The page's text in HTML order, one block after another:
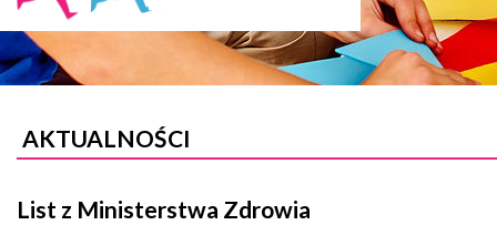
AKTUALNOŚCI
List z Ministerstwa Zdrowia